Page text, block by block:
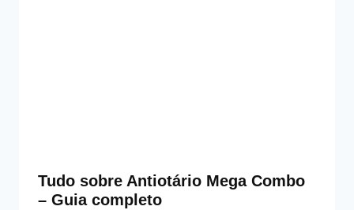
Tudo sobre Antiotário Mega Combo
– Guia completo